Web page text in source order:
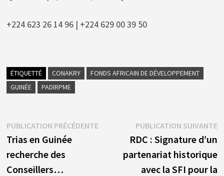
+224 623 26 14 96 | +224 629 00 39 50
ÉTIQUETTÉ CONAKRY
FONDS AFRICAIN DE DÉVELOPPEMENT
GUINÉE
PADIRPME
Navigation
de
l’article
PUBLICATION PRÉCÉDENTEPublication
précédente :
Trias en Guinée
recherche des
Conseillers…
PUBLICATION SUIVANTE
RDC : Signature d’un
partenariat historique
avec la SFI pour la